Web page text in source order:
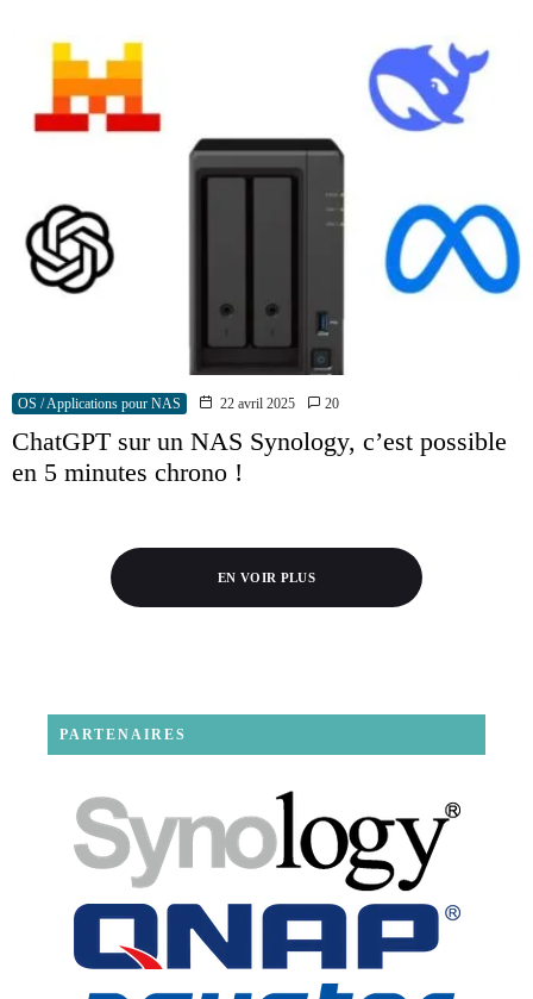
OS / Applications pour NAS 22 avril 2025 20
ChatGPT sur un NAS Synology, c’est possible
en 5 minutes chrono !
EN VOIR PLUS
PARTENAIRES